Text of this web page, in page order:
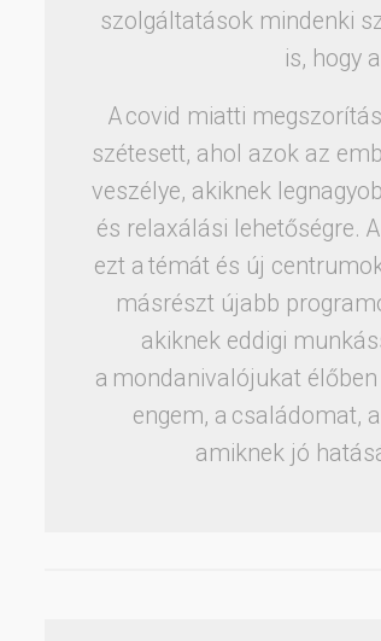
szolgáltatások mindenki
is, hogy
A covid miatti
szétesett, ahol azok az
veszélye, akiknek
és relaxálási lehetőségre.
ezt a témát és új
másrészt újabb
akiknek eddigi
a mondanivalójukat
engem, a családomat,
amiknek jó